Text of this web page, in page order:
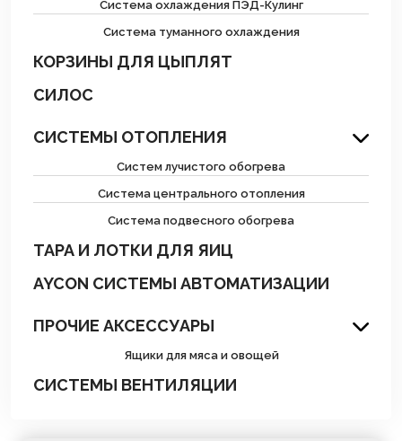
Система охлаждения ПЭД-Кулинг
Система туманного охлаждения
КОРЗИНЫ ДЛЯ ЦЫПЛЯТ
СИЛОС
СИСТЕМЫ ОТОПЛЕНИЯ
Систем лучистого обогрева
Система центрального отопления
Система подвесного обогрева
ТАРА И ЛОТКИ ДЛЯ ЯИЦ
AYCON СИСТЕМЫ АВТОМАТИЗАЦИИ
ПРОЧИЕ АКСЕССУАРЫ
Ящики для мяса и овощей
СИСТЕМЫ ВЕНТИЛЯЦИИ